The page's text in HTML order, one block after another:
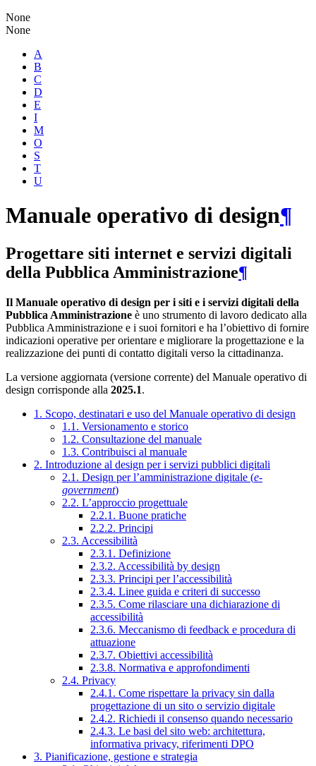
None
None
A
B
C
D
E
I
M
O
S
T
U
Manuale operativo di design¶
Progettare siti internet e servizi digitali
della Pubblica Amministrazione¶
Il Manuale operativo di design per i siti e i servizi digitali della
Pubblica Amministrazione è uno strumento di lavoro dedicato alla
Pubblica Amministrazione e i suoi fornitori e ha l’obiettivo di fornire
indicazioni operative per orientare e migliorare la progettazione e la
realizzazione dei punti di contatto digitali verso la cittadinanza.
La versione aggiornata (versione corrente) del Manuale operativo di
design corrisponde alla 2025.1.
1. Scopo, destinatari e uso del Manuale operativo di design
1.1. Versionamento e storico
1.2. Consultazione del manuale
1.3. Contribuisci al manuale
2. Introduzione al design per i servizi pubblici digitali
2.1. Design per l’amministrazione digitale (e-
government)
2.2. L’approccio progettuale
2.2.1. Buone pratiche
2.2.2. Principi
2.3. Accessibilità
2.3.1. Definizione
2.3.2. Accessibilità by design
2.3.3. Principi per l’accessibilità
2.3.4. Linee guida e criteri di successo
2.3.5. Come rilasciare una dichiarazione di
accessibilità
2.3.6. Meccanismo di feedback e procedura di
attuazione
2.3.7. Obiettivi accessibilità
2.3.8. Normativa e approfondimenti
2.4. Privacy
2.4.1. Come rispettare la privacy sin dalla
progettazione di un sito o servizio digitale
2.4.2. Richiedi il consenso quando necessario
2.4.3. Le basi del sito web: architettura,
informativa privacy, riferimenti DPO
3. Pianificazione, gestione e strategia